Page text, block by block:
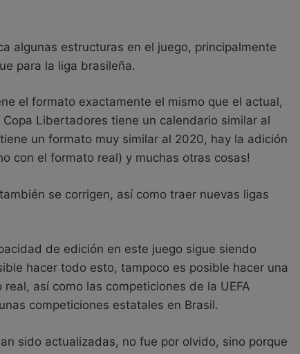
algunas estructuras en el juego, principalmente
para la liga brasileña.
el formato exactamente el mismo que el actual,
Libertadores tiene un calendario similar al
un formato muy similar al 2020, hay la adición
con el formato real) y muchas otras cosas!
se corrigen, así como traer nuevas ligas
de edición en este juego sigue siendo
hacer todo esto, tampoco es posible hacer una
así como las competiciones de la UEFA
competiciones estatales en Brasil.
sido actualizadas, no fue por olvido, sino porque